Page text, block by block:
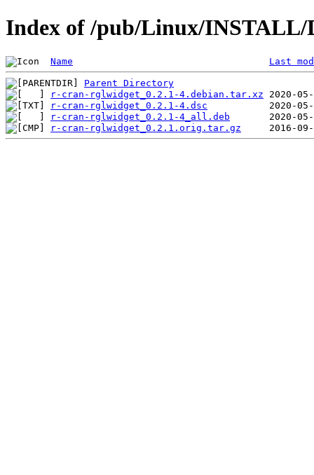
Index of /pub/Linux/
Name Last
Parent Directory
r-cran-rglwidget_0.2.1-4.debian.tar.xz
r-cran-rglwidget_0.2.1-4.dsc
r-cran-rglwidget_0.2.1-4_all.deb
r-cran-rglwidget_0.2.1.orig.tar.gz